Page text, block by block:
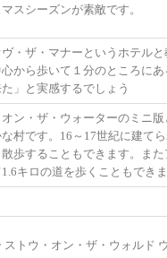
スシーズンが素敵です。
・ザ・マナーというホテル
から歩いて１分のところに
」と実感するでしょう
ン・ザ・ウォーターのミニ
村です。16～17世紀に建て
歩することもできます。ま
キロの道を歩くこともできま
ストウ・オン・ザ・ウォルド